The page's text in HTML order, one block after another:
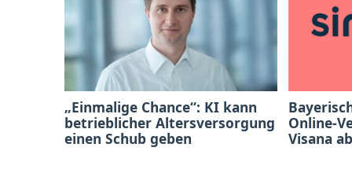
„Einmalige Chance“: KI kann
betrieblicher Altersversorgung
einen Schub geben
Online-
Visana ab